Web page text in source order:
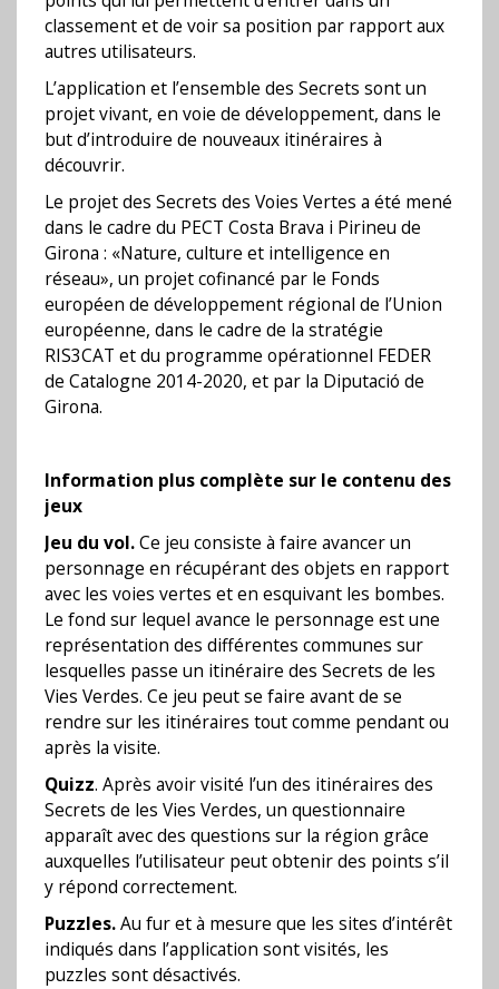
classement et de voir sa position par rapport aux
autres utilisateurs.
L’application et l’ensemble des Secrets sont un
projet vivant, en voie de développement, dans le
but d’introduire de nouveaux itinéraires à
découvrir.
Le projet des Secrets des Voies Vertes a été mené
dans le cadre du PECT Costa Brava i Pirineu de
Girona : «Nature, culture et intelligence en
réseau», un projet cofinancé par le Fonds
européen de développement régional de l’Union
européenne, dans le cadre de la stratégie
RIS3CAT et du programme opérationnel FEDER
de Catalogne 2014-2020, et par la Diputació de
Girona.
Information plus complète sur le contenu des
jeux
Jeu du vol.Ce jeu consiste à faire avancer un
personnage en récupérant des objets en rapport
avec les voies vertes et en esquivant les bombes.
Le fond sur lequel avance le personnage est une
représentation des différentes communes sur
lesquelles passe un itinéraire des Secrets de les
Vies Verdes. Ce jeu peut se faire avant de se
rendre sur les itinéraires tout comme pendant ou
après la visite.
Quizz. Après avoir visité l’un des itinéraires des
Secrets de les Vies Verdes, un questionnaire
apparaît avec des questions sur la région grâce
auxquelles l’utilisateur peut obtenir des points s’il
y répond correctement.
Puzzles.Au fur et à mesure que les sites d’intérêt
indiqués dans l’application sont visités, les
puzzles sont désactivés.